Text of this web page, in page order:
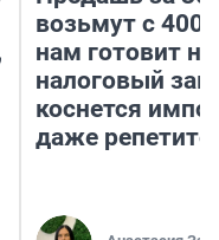
возьмут с
нам готовит
налоговый
коснется
даже